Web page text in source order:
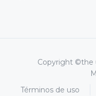
Copyright ©the
Términos de uso